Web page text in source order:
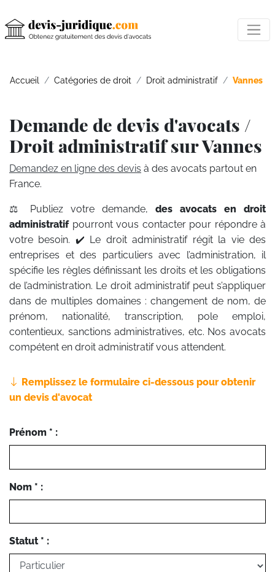
Accueil Catégories de droit Droit administratif Vannes
Demande de devis d'avocats /
Droit administratif sur Vannes
Demandez en ligne des devis à des avocats partout en
France.
⚖️ Publiez votre demande, des avocats en droit
administratifpourront vous contacter pour répondre à
votre besoin. ✔️ Le droit administratif régit la vie des
entreprises et des particuliers avec l’administration, il
spécifie les règles définissant les droits et les obligations
de l’administration. Le droit administratif peut s’appliquer
dans de multiples domaines : changement de nom, de
prénom, nationalité, transcription, pole emploi,
contentieux, sanctions administratives, etc. Nos avocats
compétent en droit administratif vous attendent.
Remplissez le formulaire ci-dessous pour obtenir
un devis d'avocat
Prénom * :
Nom * :
Statut * :